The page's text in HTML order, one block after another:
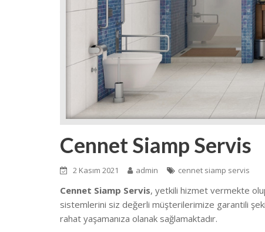
Cennet Siamp Servis
2 Kasım 2021 admin cennet siamp servis
Cennet Siamp Servis, yetkili hizmet vermekte
sistemlerini siz değerli müşterilerimize garantili
rahat yaşamanıza olanak sağlamaktadır.